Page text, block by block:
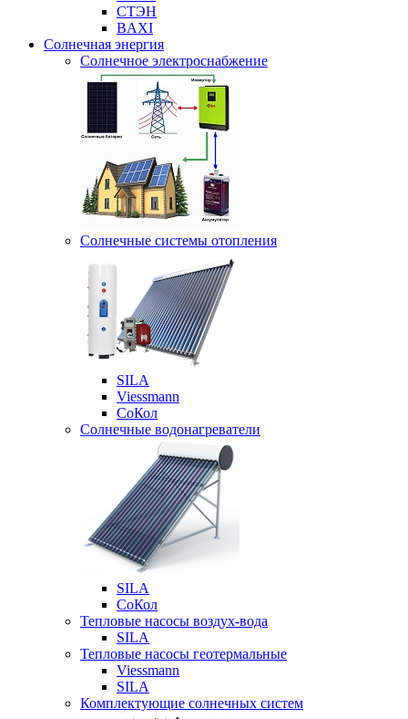
СТЭН
BAXI
Солнечная энергия
Солнечное электроснабжение
Солнечные системы отопления
SILA
Viessmann
СоКол
Солнечные водонагреватели
SILA
СоКол
Тепловые насосы воздух-вода
SILA
Тепловые насосы геотермальные
Viessmann
SILA
Комплектующие солнечных систем